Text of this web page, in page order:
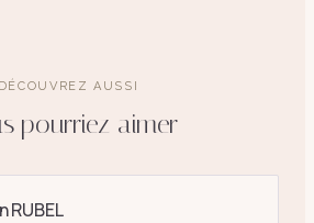
DÉCOUVREZ AUSSI
pourriez aimer
RUBEL